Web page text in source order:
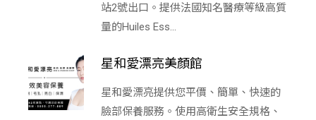
站2號出口。提供法國知名醫療等級高質
量的Huiles Ess...
星和愛漂亮美顏館
星和愛漂亮提供您平價、簡單、快速的
臉部保養服務。使用高衛生安全規格、